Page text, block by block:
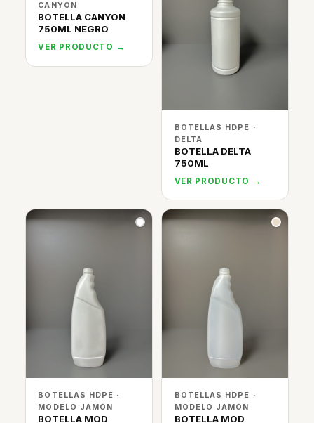
CANYON
BOTELLA CANYON
750ML NEGRO
VER PRODUCTO →
BOTELLAS HDPE ·
DELTA
BOTELLA DELTA
750ML
VER PRODUCTO →
BOTELLAS HDPE ·
MODELO JAMÓN
BOTELLA MOD
BOTELLAS HDPE ·
MODELO JAMÓN
BOTELLA MOD